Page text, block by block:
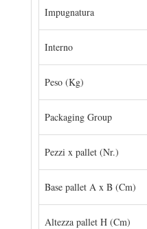
Impugnatura
Interno
Peso (Kg)
Packaging Group
Pezzi x pallet (Nr.)
Base pallet A x B (Cm)
Altezza pallet H (Cm)